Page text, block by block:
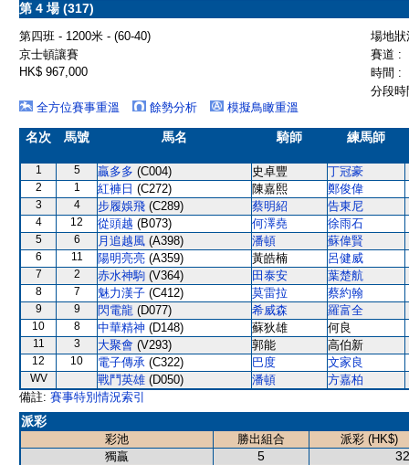
第 4 場 (317)
第四班 - 1200米 - (60-40)
場地
京士頓讓賽
賽道 :
HK$ 967,000
時間 :
分段
全方位賽事重溫
餘勢分析 模擬鳥瞰重溫
名次 馬號 馬名 騎師 練馬師
1 5 贏多多 (C004) 史卓豐 丁冠豪
2 1 紅褲日 (C272) 陳嘉熙 鄭俊偉
3 4 步履娛飛 (C289) 蔡明紹 告東尼
4 12 從頭越 (B073) 何澤堯 徐雨石
5 6 月追越風 (A398) 潘頓 蘇偉賢
6 11 陽明亮亮 (A359) 黃皓楠 呂健威
7 2 赤水神駒 (V364) 田泰安 葉楚航
8 7 魅力漢子 (C412) 莫雷拉 蔡約翰
9 9 閃電龍 (D077) 希威森 羅富全
10 8 中華精神 (D148) 蘇狄雄 何良
11 3 大聚會 (V293) 郭能 高伯新
12 10 電子傳承 (C322) 巴度 文家良
WV 戰鬥英雄 (D050) 潘頓
方嘉柏
備註: 賽事特別情況索引
派彩
彩池 勝出組合
派彩 (HK$)
獨贏
5